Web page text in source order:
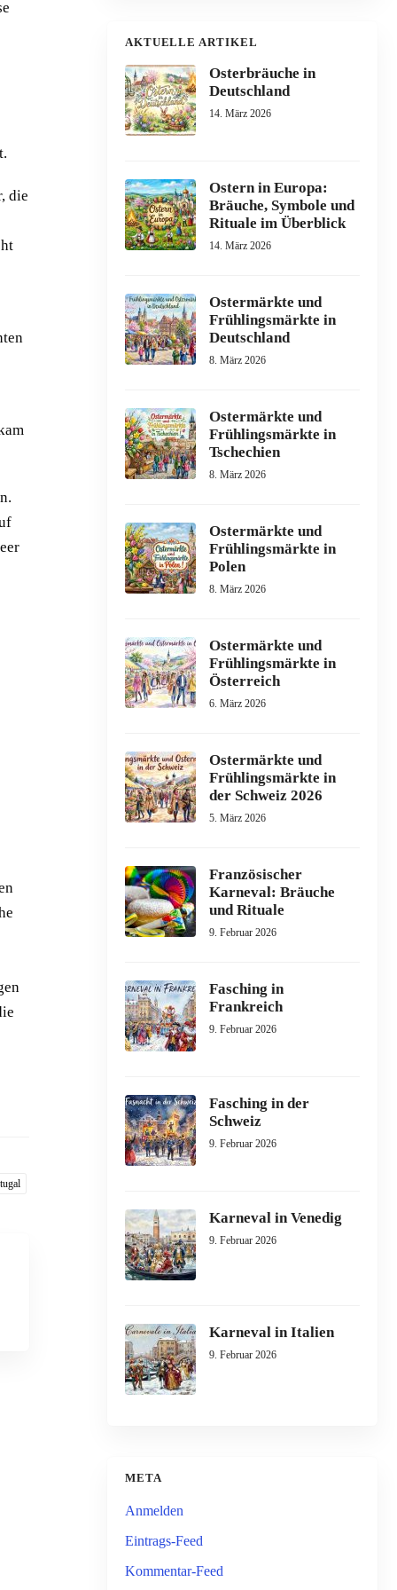
die
AKTUELLE ARTIKEL
Osterbräuche in
Deutschland
14. März 2026
Ostern in Europa:
Bräuche, Symbole und
Rituale im Überblick
14. März 2026
Ostermärkte und
Frühlingsmärkte in
Deutschland
8. März 2026
Ostermärkte und
Frühlingsmärkte in
Tschechien
8. März 2026
Ostermärkte und
Frühlingsmärkte in
Polen
8. März 2026
Ostermärkte und
Frühlingsmärkte in
Österreich
6. März 2026
Ostermärkte und
Frühlingsmärkte in
der Schweiz 2026
5. März 2026
Französischer
Karneval: Bräuche
und Rituale
9. Februar 2026
Fasching in
Frankreich
9. Februar 2026
Fasching in der
Schweiz
9. Februar 2026
Karneval in Venedig
9. Februar 2026
Karneval in Italien
9. Februar 2026
META
Anmelden
Eintrags-Feed
Kommentar-Feed